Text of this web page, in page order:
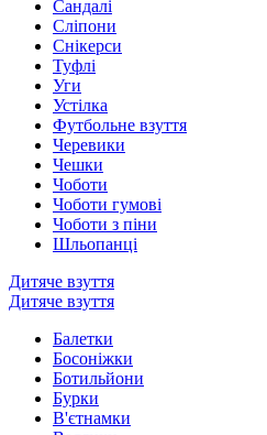
Сандалі
Сліпони
Снікерси
Туфлі
Уги
Устілка
Футбольне взуття
Черевики
Чешки
Чоботи
Чоботи гумові
Чоботи з піни
Шльопанці
Дитяче взуття
Дитяче взуття
Балетки
Босоніжки
Ботильйони
Бурки
В'єтнамки